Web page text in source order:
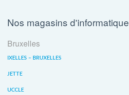
Nos magasins d'informatique
Bruxelles
IXELLES – BRUXELLES
JETTE
UCCLE